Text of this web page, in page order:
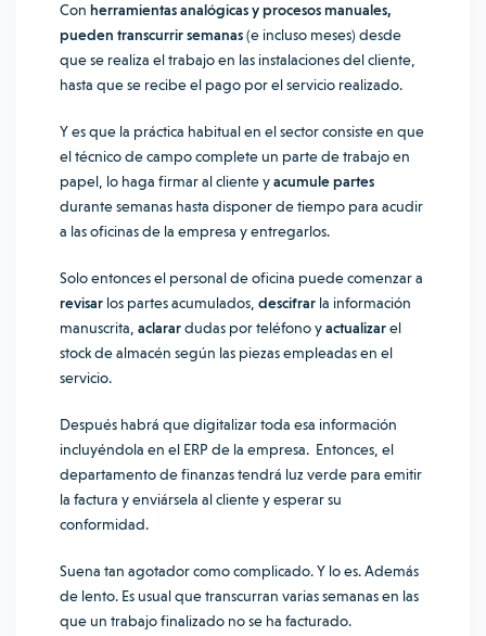
Con herramientas analógicas y procesos manuales,
pueden transcurrir semanas(e incluso meses) desde
que se realiza el trabajo en las instalaciones del cliente,
hasta que se recibe el pago por el servicio realizado.
Y es que la práctica habitual en el sector consiste en que
el técnico de campo complete un parte de trabajo en
papel, lo haga firmar al cliente yacumule partes
durante semanas hasta disponer de tiempo para acudir
a las oficinas de la empresa y entregarlos.
Solo entonces el personal de oficina puede comenzar a
revisar los partes acumulados, descifrar la información
manuscrita, aclarardudas por teléfono yactualizarel
stock de almacén según las piezas empleadas en el
servicio.
Después habrá que digitalizar toda esa información
incluyéndola en el ERP de la empresa. Entonces, el
departamento de finanzas tendrá luz verde para emitir
la factura y enviársela al cliente y esperar su
conformidad.
Suena tan agotador como complicado. Y lo es. Además
de lento. Es usual que transcurran varias semanas en las
que un trabajo finalizado no se ha facturado.